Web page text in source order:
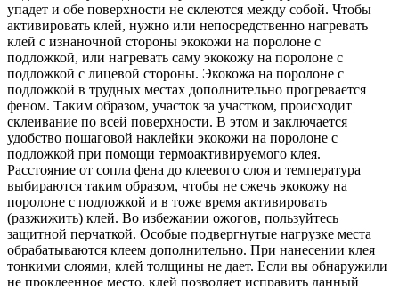
упадет и обе поверхности не склеются между собой. Чтобы
активировать клей, нужно или непосредственно нагревать
клей с изнаночной стороны экокожи на поролоне с
подложкой, или нагревать саму экокожу на поролоне с
подложкой с лицевой стороны. Экокожа на поролоне с
подложкой в трудных местах дополнительно прогревается
феном. Таким образом, участок за участком, происходит
склеивание по всей поверхности. В этом и заключается
удобство пошаговой наклейки экокожи на поролоне с
подложкой при помощи термоактивируемого клея.
Расстояние от сопла фена до клеевого слоя и температура
выбираются таким образом, чтобы не сжечь экокожу на
поролоне с подложкой и в тоже время активировать
(разжижить) клей. Во избежании ожогов, пользуйтесь
защитной перчаткой. Особые подвергнутые нагрузке места
обрабатываются клеем дополнительно. При нанесении клея
тонкими слоями, клей толщины не дает. Если вы обнаружили
не проклеенное место, клей позволяет исправить данный